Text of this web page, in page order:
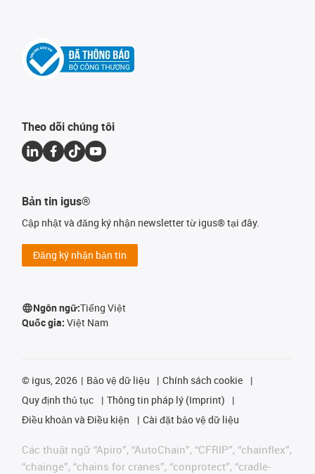
Theo dõi chúng tôi
Bản tin igus®
Cập nhật và đăng ký nhận newsletter từ igus® tại đây.
Đăng ký nhận bản tin
Ngôn ngữ:Tiếng Việt
Quốc gia: Việt Nam
© igus, 2026 Bảo vệ dữ liệu
Chính sách cookie
Quy định thủ tục
Thông tin pháp lý (Imprint)
Điều khoản và Điều kiện
Cài đặt bảo vệ dữ liệu
Các thuật ngữ “Apiro”, “AutoChain”, “CFRIP”, “chainflex”,
“chainge”, “chains for cranes”, “conprotect”, “cradle-